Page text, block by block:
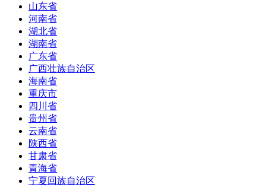
山东省
河南省
湖北省
湖南省
广东省
广西壮族自治区
海南省
重庆市
四川省
贵州省
云南省
陕西省
甘肃省
青海省
宁夏回族自治区